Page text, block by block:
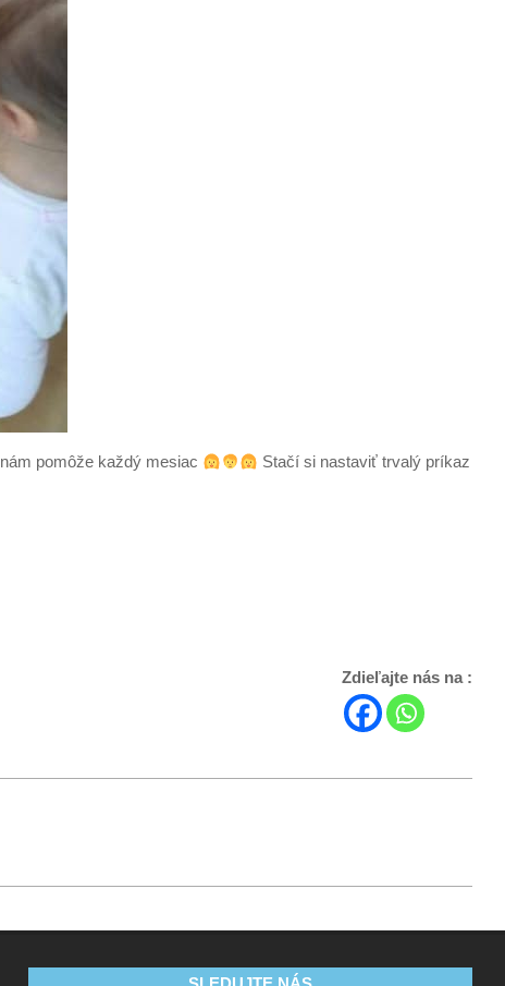
pomôže každý mesiac
Stačí si nastaviť trvalý príkaz
Zdieľajte nás na :